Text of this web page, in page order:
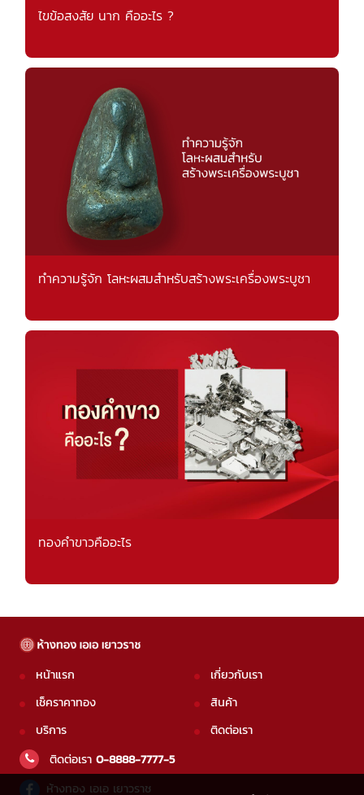
ไขข้อสงสัย นาก คืออะไร ?
ทำความรู้จัก โลหะผสมสำหรับสร้างพระเครื่องพระบูชา
ทองคำขาวคืออะไร
หน้าแรก
เช็คราคาทอง
บริการ
เกี่ยวกับเรา
สินค้า
ติดต่อเรา
ติดต่อเรา 0-8888-7777-5
ห้างทอง เอเอ เยาวราช